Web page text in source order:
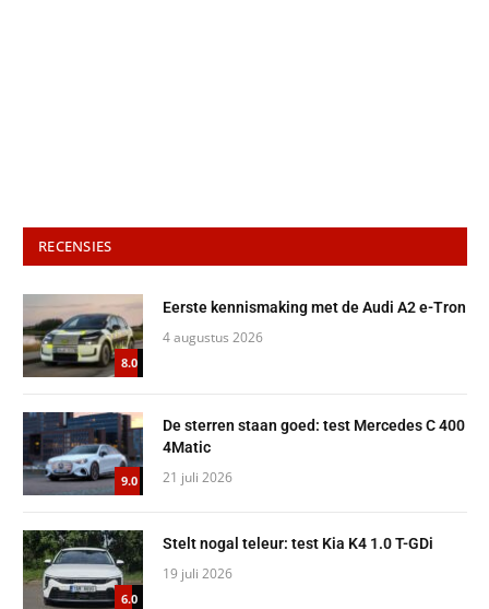
RECENSIES
8.0
Eerste kennismaking met de Audi A2 e-Tron
4 augustus 2026
9.0
De sterren staan goed: test Mercedes C 400
4Matic
21 juli 2026
6.0
Stelt nogal teleur: test Kia K4 1.0 T-GDi
19 juli 2026